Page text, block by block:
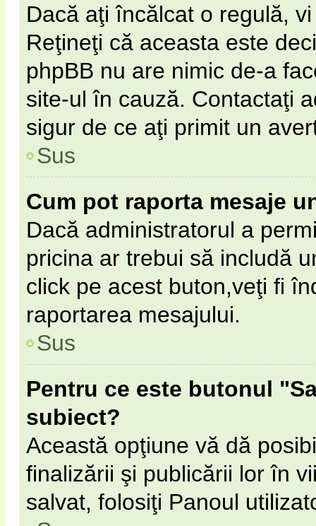
Dacă aţi încălcat o regulă,
Reţineţi că aceasta este
phpBB nu are nimic de-a
site-ul în cauză. Contactaţi
sigur de ce aţi primit un
Sus
Cum pot raporta mesaje
Dacă administratorul a
pricina ar trebui să includă
click pe acest buton,veţi fi
raportarea mesajului.
Sus
Pentru ce este butonul
subiect?
Această opţiune vă dă
finalizării şi publicării lor în
salvat, folosiţi Panoul